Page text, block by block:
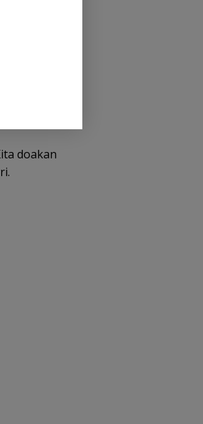
dan
tiroid
proses
doakan